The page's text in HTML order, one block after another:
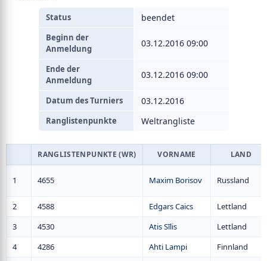
Status beendet
Beginn der
Anmeldung
03.12.2016 09:00
Ende der
Anmeldung
03.12.2016 09:00
Datum des Turniers 03.12.2016
Ranglistenpunkte Weltrangliste
RANGLISTENPUNKTE (WR) VORNAME LAND
1 4655 Maxim Borisov Russland
2 4588 Edgars Caics
Lettland
3
4530 Atis Sīlis
Lettland
4
4286 Ahti Lampi
Finnland